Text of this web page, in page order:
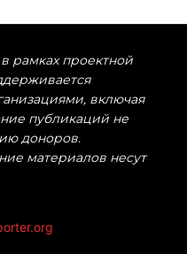
рамках проектной
включая
публикаций не
доноров.
материалов несут